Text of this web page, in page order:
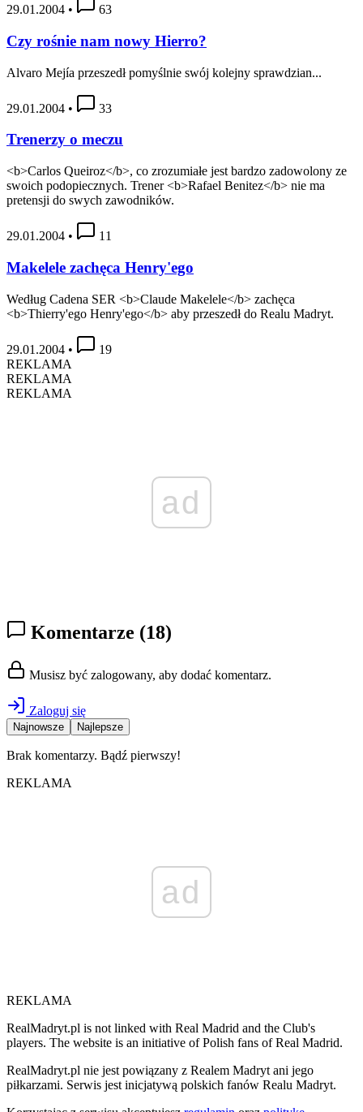
29.01.2004 • 63
Czy rośnie nam nowy Hierro?
Alvaro Mejía przeszedł pomyślnie swój kolejny sprawdzian...
29.01.2004 • 33
Trenerzy o meczu
<b>Carlos Queiroz</b>, co zrozumiałe jest bardzo zadowolony ze
swoich podopiecznych. Trener <b>Rafael Benitez</b> nie ma
pretensji do swych zawodników.
29.01.2004 • 11
Makelele zachęca Henry'ego
Według Cadena SER <b>Claude Makelele</b> zachęca
<b>Thierry'ego Henry'ego</b> aby przeszedł do Realu Madryt.
29.01.2004 •
19
REKLAMA
REKLAMA
REKLAMA
ad
Komentarze (18)
Musisz być zalogowany, aby dodać komentarz.
Zaloguj się
Najnowsze Najlepsze
Brak komentarzy. Bądź pierwszy!
REKLAMA
ad
REKLAMA
RealMadryt.pl is not linked with Real Madrid and the Club's
players. The website is an initiative of Polish fans of Real Madrid.
RealMadryt.pl nie jest powiązany z Realem Madryt ani jego
piłkarzami. Serwis jest inicjatywą polskich fanów Realu Madryt.